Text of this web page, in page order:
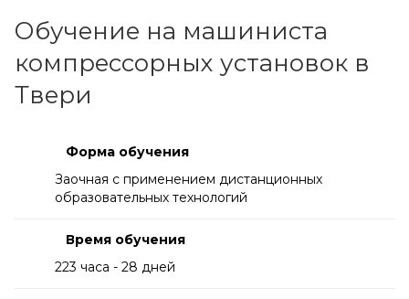
Обучение на машиниста
компрессорных установок в
Твери
Форма обучения
Заочная с применением дистанционных
образовательных технологий
Время обучения
223 часа - 28 дней